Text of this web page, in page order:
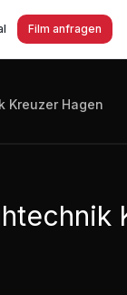
Film anfragen
Kreuzer Hagen
Hagen - Passt